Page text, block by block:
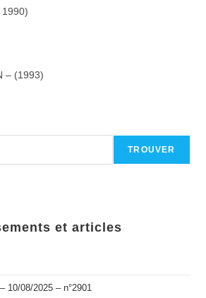
1990)
– (1993)
TROUVER
et articles
10/08/2025 – n°2901